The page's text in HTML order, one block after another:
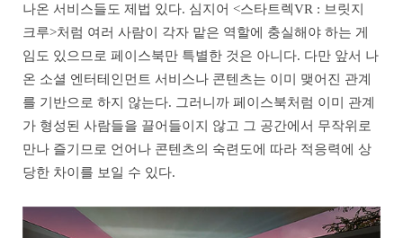
나온 서비스들도 제법 있다. 심지어 <스타트렉VR : 브릿지
크루>처럼 여러 사람이 각자 맡은 역할에 충실해야 하는 게
임도 있으므로 페이스북만 특별한 것은 아니다. 다만 앞서 나
온 소셜 엔터테인먼트 서비스나 콘텐츠는 이미 맺어진 관계
를 기반으로 하지 않는다. 그러니까 페이스북처럼 이미 관계
가 형성된 사람들을 끌어들이지 않고 그 공간에서 무작위로
만나 즐기므로 언어나 콘텐츠의 숙련도에 따라 적응력에 상
당한 차이를 보일 수 있다.